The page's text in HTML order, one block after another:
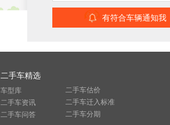
有符合车辆通知我
二手车精选
车型库
二手车资讯
二手车问答
二手车估价
二手车迁入标准
二手车分期